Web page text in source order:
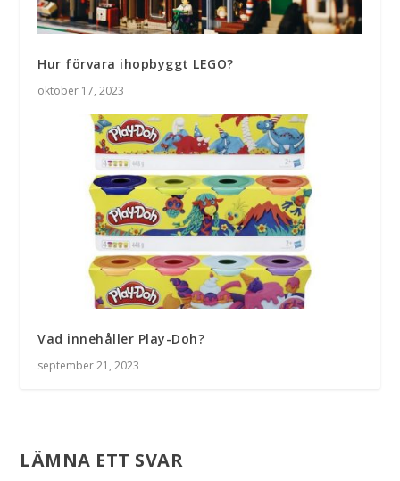
Hur förvara ihopbyggt LEGO?
oktober 17, 2023
Vad innehåller Play-Doh?
september 21, 2023
LÄMNA ETT SVAR